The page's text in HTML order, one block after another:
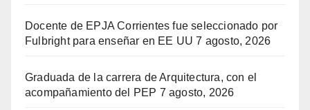
Docente de EPJA Corrientes fue seleccionado por
Fulbright para enseñar en EE UU 7 agosto, 2026
Graduada de la carrera de Arquitectura, con el
acompañamiento del PEP 7 agosto, 2026